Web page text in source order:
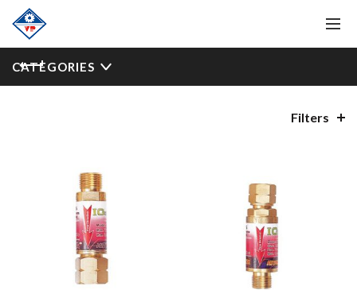
CATEGORIES
Filters